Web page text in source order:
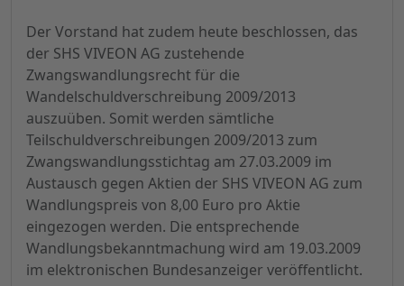
Der Vorstand hat zudem heute beschlossen, das
der SHS VIVEON AG zustehende
Zwangswandlungsrecht für die
Wandelschuldverschreibung 2009/2013
auszuüben. Somit werden sämtliche
Teilschuldverschreibungen 2009/2013 zum
Zwangswandlungsstichtag am 27.03.2009 im
Austausch gegen Aktien der SHS VIVEON AG zum
Wandlungspreis von 8,00 Euro pro Aktie
eingezogen werden. Die entsprechende
Wandlungsbekanntmachung wird am 19.03.2009
im elektronischen Bundesanzeiger veröffentlicht.